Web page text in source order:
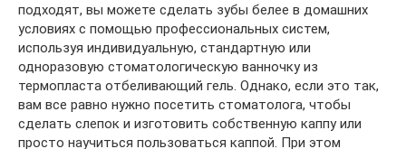
подходят, вы можете сделать зубы белее в домашних
условиях с помощью профессиональных систем,
используя индивидуальную, стандартную или
одноразовую стоматологическую ванночку из
термопласта отбеливающий гель. Однако, если это так,
вам все равно нужно посетить стоматолога, чтобы
сделать слепок и изготовить собственную каппу или
просто научиться пользоваться каппой. При этом